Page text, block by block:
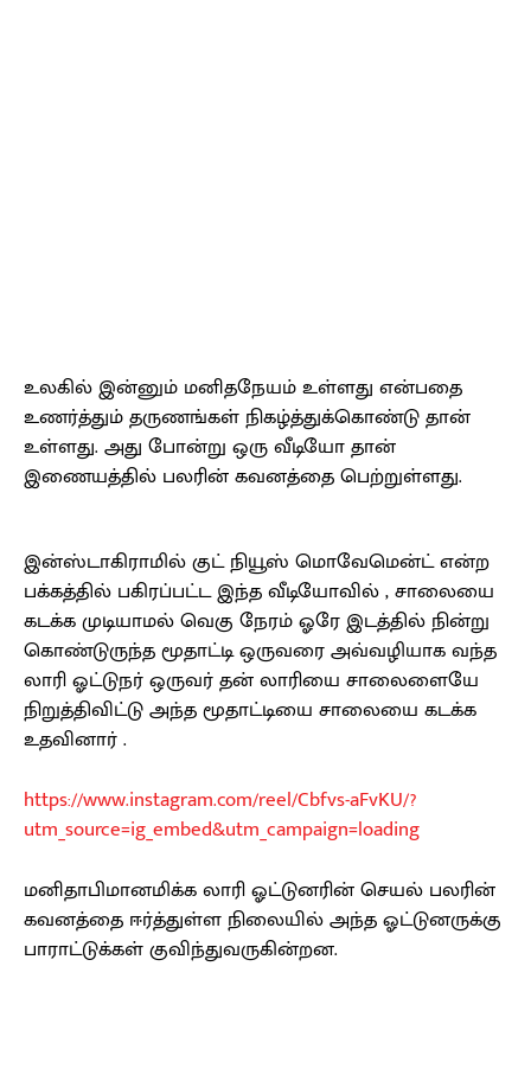
உலகில் இன்னும் மனிதநேயம் உள்ளது என்பதை
உணர்த்தும் தருணங்கள் நிகழ்த்துக்கொண்டு தான்
உள்ளது. அது போன்று ஒரு வீடியோ தான்
இணையத்தில் பலரின் கவனத்தை பெற்றுள்ளது.
இன்ஸ்டாகிராமில் குட் நியூஸ் மொவேமென்ட் என்ற
பக்கத்தில் பகிரப்பட்ட இந்த வீடியோவில் , சாலையை
கடக்க முடியாமல் வெகு நேரம் ஓரே இடத்தில் நின்று
கொண்டுருந்த மூதாட்டி ஒருவரை அவ்வழியாக வந்த
லாரி ஓட்டுநர் ஒருவர் தன் லாரியை சாலைளையே
நிறுத்திவிட்டு அந்த மூதாட்டியை சாலையை கடக்க
உதவினார் .
https://www.instagram.com/reel/Cbfvs-aFvKU/?
utm_source=ig_embed&utm_campaign=loading
மனிதாபிமானமிக்க லாரி ஓட்டுனரின் செயல் பலரின்
கவனத்தை ஈர்த்துள்ள நிலையில் அந்த ஓட்டுனருக்கு
பாராட்டுக்கள் குவிந்துவருகின்றன.